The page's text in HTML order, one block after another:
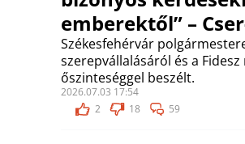
emberektől” –
Székesfehérvár
szerepvállalásáról és a
őszinteséggel beszélt.
2026.07.03 17:54
2
18 59